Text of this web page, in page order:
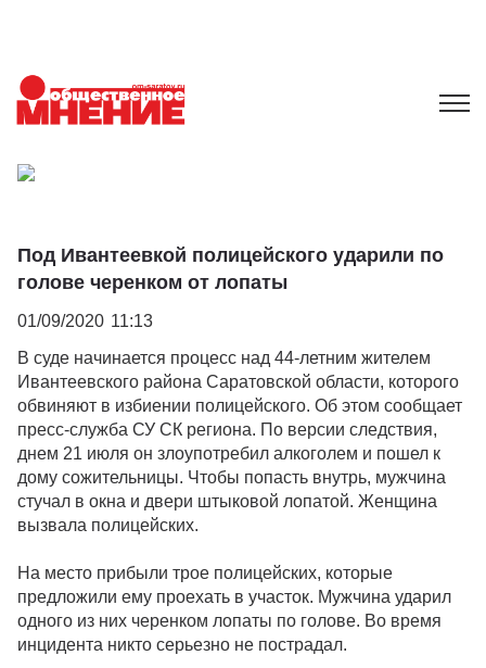
Под Ивантеевкой полицейского ударили по
голове черенком от лопаты
01/09/2020 11:13
В суде начинается процесс над 44-летним жителем
Ивантеевского района Саратовской области, которого
обвиняют в избиении полицейского. Об этом сообщает
пресс-служба СУ СК региона. По версии следствия,
днем 21 июля он злоупотребил алкоголем и пошел к
дому сожительницы. Чтобы попасть внутрь, мужчина
стучал в окна и двери штыковой лопатой. Женщина
вызвала полицейских.
На место прибыли трое полицейских, которые
предложили ему проехать в участок. Мужчина ударил
одного из них черенком лопаты по голове. Во время
инцидента никто серьезно не пострадал.